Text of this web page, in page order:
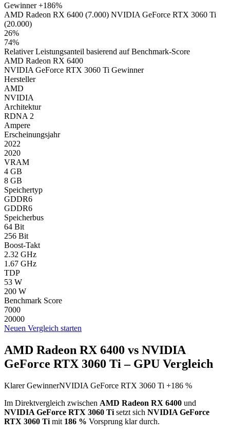
Gewinner+186%
AMD Radeon RX 6400 (7.000) NVIDIA GeForce RTX 3060 Ti
(20.000)
26%
74%
Relativer Leistungsanteil basierend auf Benchmark-Score
AMD Radeon RX 6400
NVIDIA GeForce RTX 3060 Ti Gewinner
Hersteller
AMD
NVIDIA
Architektur
RDNA 2
Ampere
Erscheinungsjahr
2022
2020
VRAM
4 GB
8 GB
Speichertyp
GDDR6
GDDR6
Speicherbus
64 Bit
256 Bit
Boost-Takt
2.32 GHz
1.67 GHz
TDP
53 W
200 W
Benchmark Score
7000
20000
Neuen Vergleich starten
AMD Radeon RX 6400 vs NVIDIA
GeForce RTX 3060 Ti – GPU Vergleich
Klarer GewinnerNVIDIA GeForce RTX 3060 Ti +186 %
Im Direktvergleich zwischen AMD Radeon RX 6400 und
NVIDIA GeForce RTX 3060 Ti setzt sich NVIDIA GeForce
RTX 3060 Ti mit 186 % Vorsprung klar durch.